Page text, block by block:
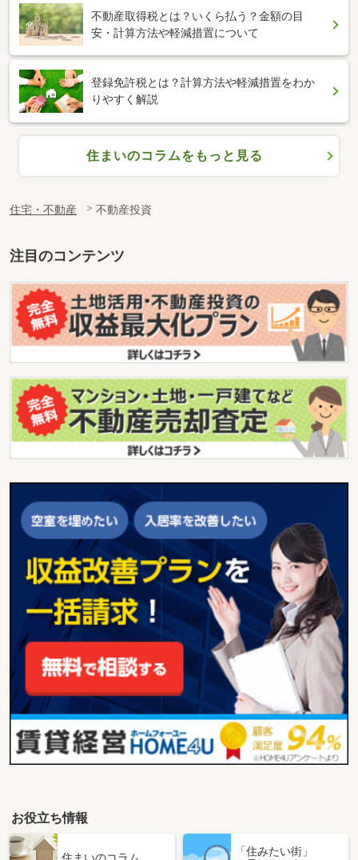
不動産取得税とは？いくら払う？金額の目
安・計算方法や軽減措置について
登録免許税とは？計算方法や軽減措置をわか
りやすく解説
住まいのコラムをもっと見る
住宅・不動産 不動産投資
注目のコンテンツ
お役立ち情報
「住みたい街」